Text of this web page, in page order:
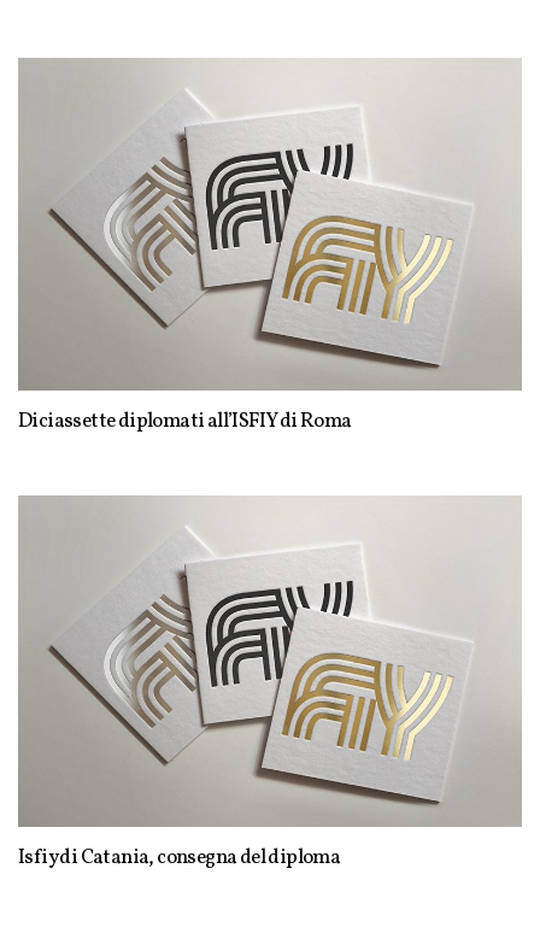
Diciassette diplomati all’ISFIY di Roma
Isfiy di Catania, consegna del diploma